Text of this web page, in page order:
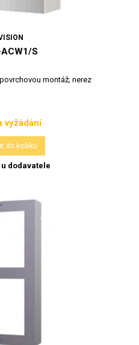
ACW1/S
montáž; nerez
Cena
vyžádání
do košíku
dodavatele